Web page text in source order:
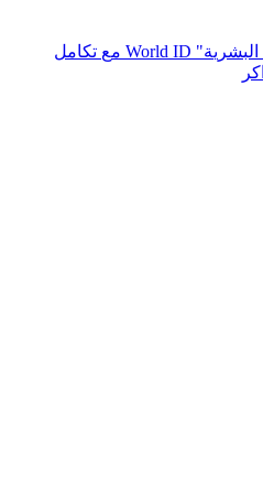
لبشر ية"
World ID مع تكامل
كر